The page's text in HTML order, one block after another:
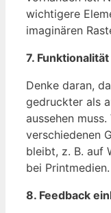
wichtigere
imaginären
7.
Denke daran,
gedruckter als
aussehen
verschiedenen
bleibt, z. B. auf
bei Printmedien.
8. Feedback